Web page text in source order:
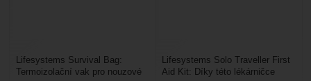
Lifesystems Survival Bag:
Termoizolační vak pro nouzové
Lifesystems Solo Traveller First
Aid Kit: Díky této lékárničce